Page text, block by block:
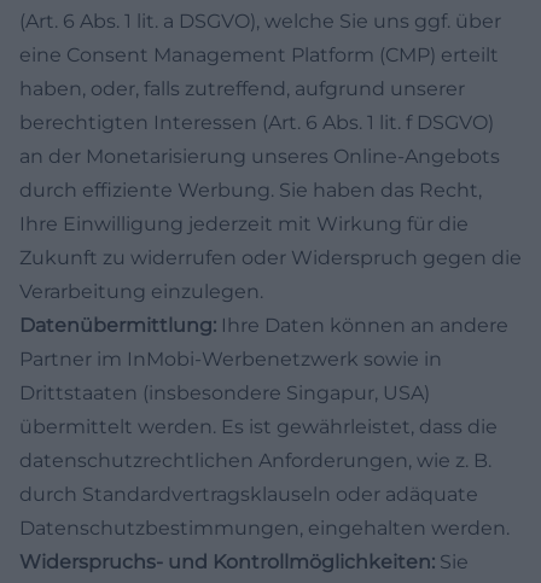
(Art. 6 Abs. 1 lit. a DSGVO), welche Sie uns ggf. über
eine Consent Management Platform (CMP) erteilt
haben, oder, falls zutreffend, aufgrund unserer
berechtigten Interessen (Art. 6 Abs. 1 lit. f DSGVO)
an der Monetarisierung unseres Online-Angebots
durch effiziente Werbung. Sie haben das Recht,
Ihre Einwilligung jederzeit mit Wirkung für die
Zukunft zu widerrufen oder Widerspruch gegen die
Verarbeitung einzulegen.
Datenübermittlung: Ihre Daten können an andere
Partner im InMobi-Werbenetzwerk sowie in
Drittstaaten (insbesondere Singapur, USA)
übermittelt werden. Es ist gewährleistet, dass die
datenschutzrechtlichen Anforderungen, wie z. B.
durch Standardvertragsklauseln oder adäquate
Datenschutzbestimmungen, eingehalten werden.
Widerspruchs- und Kontrollmöglichkeiten: Sie